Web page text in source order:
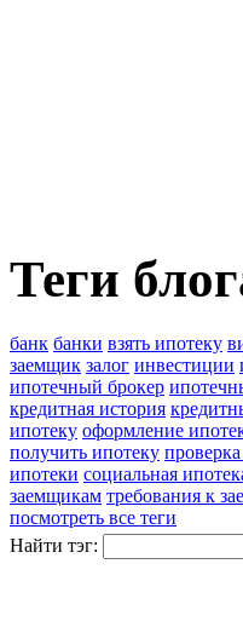
Теги
банк банки взять ипотеку
заемщик залог инвестиции
ипотечный брокер
кредитная история
ипотеку оформление
получить ипотеку
ипотеки социальная
заемщикам требования к
посмотреть все теги
Найти тэг: